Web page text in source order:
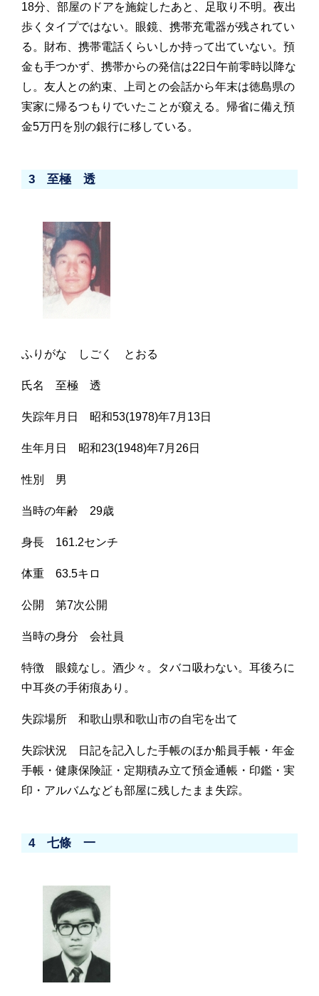
18分、部屋のドアを施錠したあと、足取り不明。夜出
歩くタイプではない。眼鏡、携帯充電器が残されてい
る。財布、携帯電話くらいしか持って出ていない。預
金も手つかず、携帯からの発信は22日午前零時以降な
し。友人との約束、上司との会話から年末は徳島県の
実家に帰るつもりでいたことが窺える。帰省に備え預
金5万円を別の銀行に移している。
3 至極 透
ふりがな しごく とおる
氏名 至極 透
失踪年月日 昭和53(1978)年7月13日
生年月日 昭和23(1948)年7月26日
性別 男
当時の年齢 29歳
身長 161.2センチ
体重 63.5キロ
公開 第7次公開
当時の身分 会社員
特徴 眼鏡なし。酒少々。タバコ吸わない。耳後ろに
中耳炎の手術痕あり。
失踪場所 和歌山県和歌山市の自宅を出て
失踪状況 日記を記入した手帳のほか船員手帳・年金
手帳・健康保険証・定期積み立て預金通帳・印鑑・実
印・アルバムなども部屋に残したまま失踪。
4 七條 一